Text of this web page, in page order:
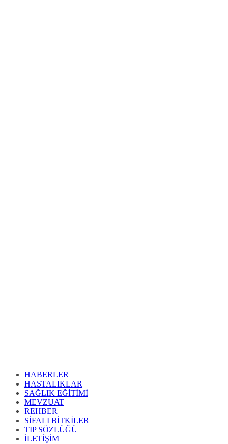
HABERLER
HASTALIKLAR
SAĞLIK EĞİTİMİ
MEVZUAT
REHBER
SİFALI BİTKİLER
TIP SÖZLÜĞÜ
İLETİŞİM